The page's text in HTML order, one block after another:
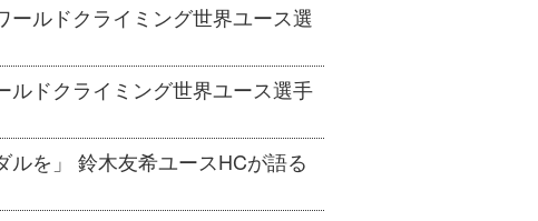
ールドクライミング世界ユース選
ルドクライミング世界ユース選手
ルを」 鈴木友希ユースHCが語る